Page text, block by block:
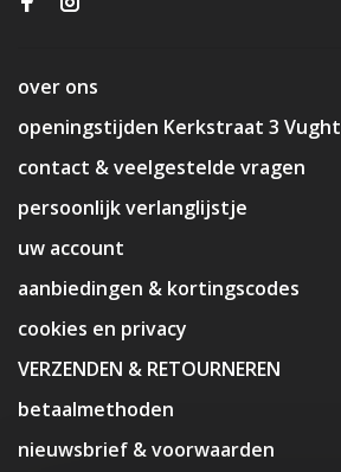
over ons
openingstijden Kerkstraat 3 Vught
contact & veelgestelde vragen
persoonlijk verlanglijstje
uw account
aanbiedingen & kortingscodes
cookies en privacy
VERZENDEN & RETOURNEREN
betaalmethoden
nieuwsbrief & voorwaarden